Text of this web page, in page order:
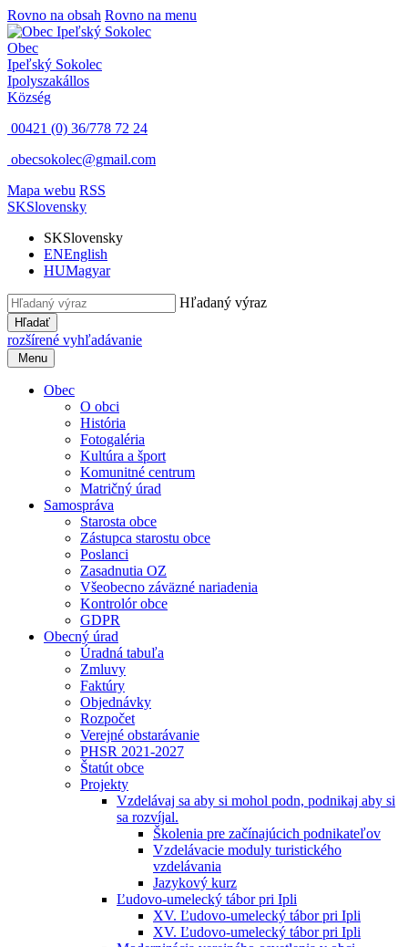
Rovno na obsah Rovno na menu
Obec
Ipeľský Sokolec
Ipolyszakállos
Község
00421 (0) 36/778 72 24
obecsokolec@gmail.com
Mapa webu RSS
SKSlovensky
SKSlovensky
ENEnglish
HUMagyar
Hľadaný výraz
Hľadať
rozšírené vyhľadávanie
Menu
Obec
O obci
História
Fotogaléria
Kultúra a šport
Komunitné centrum
Matričný úrad
Samospráva
Starosta obce
Zástupca starostu obce
Poslanci
Zasadnutia OZ
Všeobecno záväzné nariadenia
Kontrolór obce
GDPR
Obecný úrad
Úradná tabuľa
Zmluvy
Faktúry
Objednávky
Rozpočet
Verejné obstarávanie
PHSR 2021-2027
Štatút obce
Projekty
Vzdelávaj sa aby si mohol podn, podnikaj aby si
sa rozvíjal.
Školenia pre začínajúcich podnikateľov
Vzdelávacie moduly turistického
vzdelávania
Jazykový kurz
Ľudovo-umelecký tábor pri Ipli
XV. Ľudovo-umelecký tábor pri Ipli
XV. Ľudovo-umelecký tábor pri Ipli